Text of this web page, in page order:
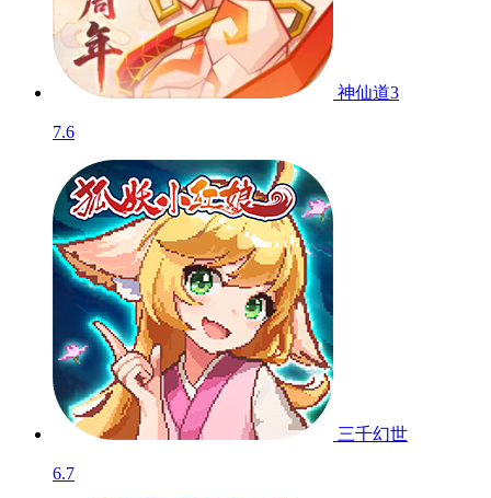
神仙道3
7.6
三千幻世
6.7